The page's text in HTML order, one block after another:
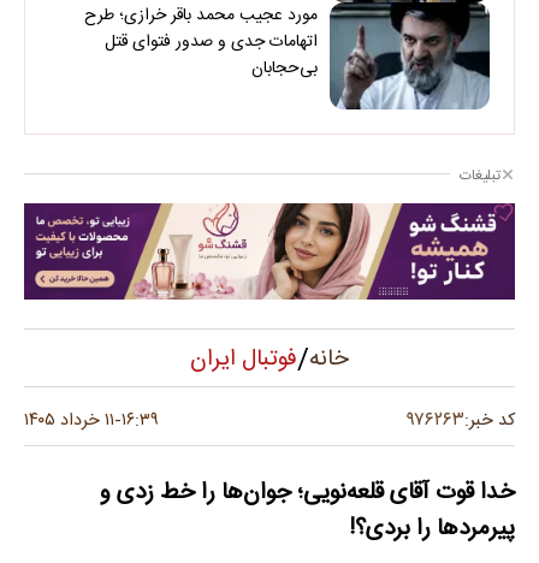
مورد عجیب محمد باقر خرازی؛ طرح
اتهامات جدی و صدور فتوای قتل
بی‌حجابان
تبلیغات
خانه/فوتبال ایران
کد خبر:۹۷۶۲۶۳ ۱۶:۳۹-۱۱ خرداد ۱۴۰۵
خدا قوت آقای قلعه‌نویی؛ جوان‌ها را خط زدی و
پیرمردها را بردی؟!